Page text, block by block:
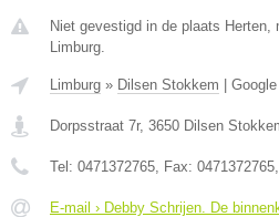
Niet gevestigd in de plaats Herten,
Limburg.
Limburg » Dilsen Stokkem |
Dorpsstraat 7r, 3650 Dilsen
Tel: 0471372765 , Fax: 0471372765
E-mail › Debby Schrijen. De